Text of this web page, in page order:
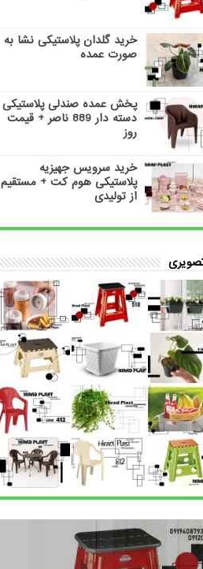
خرید گلدان پلاستیکی نشا به
صورت عمده
پخش عمده صندلی پلاستیکی
دسته دار 889 ناصر + قیمت
روز
خرید سرویس جهیزیه
پلاستیکی هوم کت + مستقیم
از تولیدی